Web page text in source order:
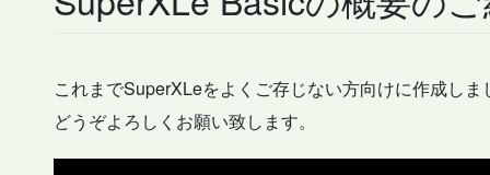
これまでSuperXLeをよくご存じない方向けに作成しま
どうぞよろしくお願い致します。